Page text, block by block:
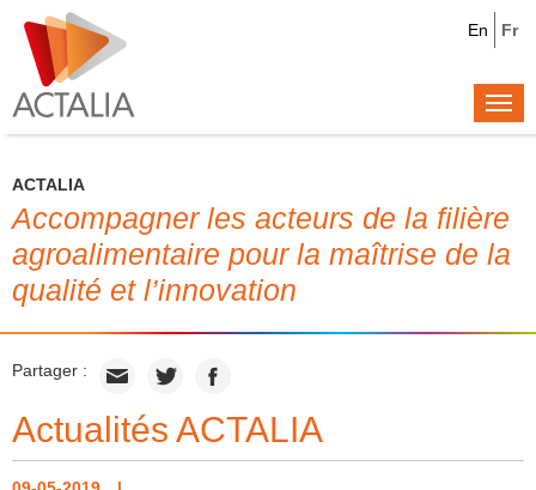
Fr
En
ACTALIA
Accompagner les acteurs de la filière
agroalimentaire pour la maîtrise de la
qualité et l’innovation
Partager :
Actualités ACTALIA